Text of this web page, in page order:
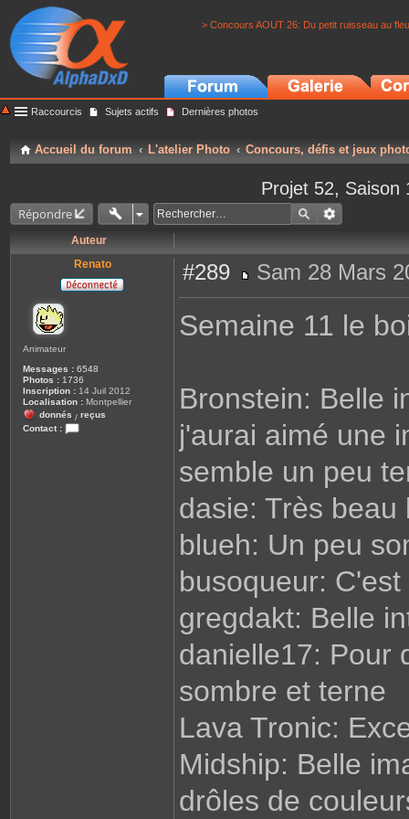
> Concours AOUT 26: Du petit ruisseau au
Raccourcis Sujets actifs Dernières photos
Accueil du forum L'atelier Photo Concours, défis et jeux
Projet 52, Saison
Répondre
Auteur
Renato
Animateur
Messages : 6548
Photos : 1736
Inscription : 14 Juil 2012
Localisation : Montpellier
donnés / reçus
Contact :
#289
e
a
Sam 28 Mars
Semaine 11 le
Bronstein: Belle
j'aurai aimé une
semble un peu
dasie: Très
blueh: Un peu
busoqueur:
gregdakt: Belle
danielle17: Pour
sombre et terne
Lava Tronic:
Midship: Belle
drôles de